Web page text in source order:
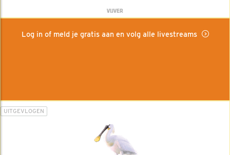
VIJVER
Log in of meld je gratis aan en volg alle livestreams
UITGEVLOGEN